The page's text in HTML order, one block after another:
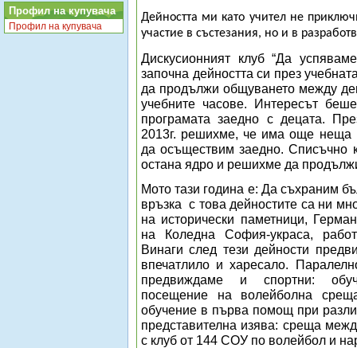
Профил на купувача
Профил на купувача
Дейността ми като учител не
участие в състезания, но и в
Дискусионният клуб “Да
започна дейността си през
да продължи общуването между
учебните часове. Интересът
програмата заедно с децата.
2013г. решихме, че има още неща
да осъществим заедно. Списъчно
остана ядро и решихме да
Мото тази година е: Да съхраним
връзка с това дейностите са ни
на исторически паметници,
на Коледна София-украса,
Винаги след тези дейности
впечатлило и харесало.
предвиждаме и спортни:
посещение на волейболна
обучение в първа помощ при
представителна изява: среща
с клуб от 144 СОУ по волейбол и